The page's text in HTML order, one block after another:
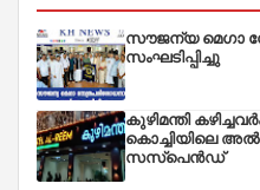
സൗജന്യ മെഗാ
സംഘടിപ്പിച്ചു
കുഴിമന്തി
കൊച്ചിയിലെ അൽ
സസ്പെൻഡ്